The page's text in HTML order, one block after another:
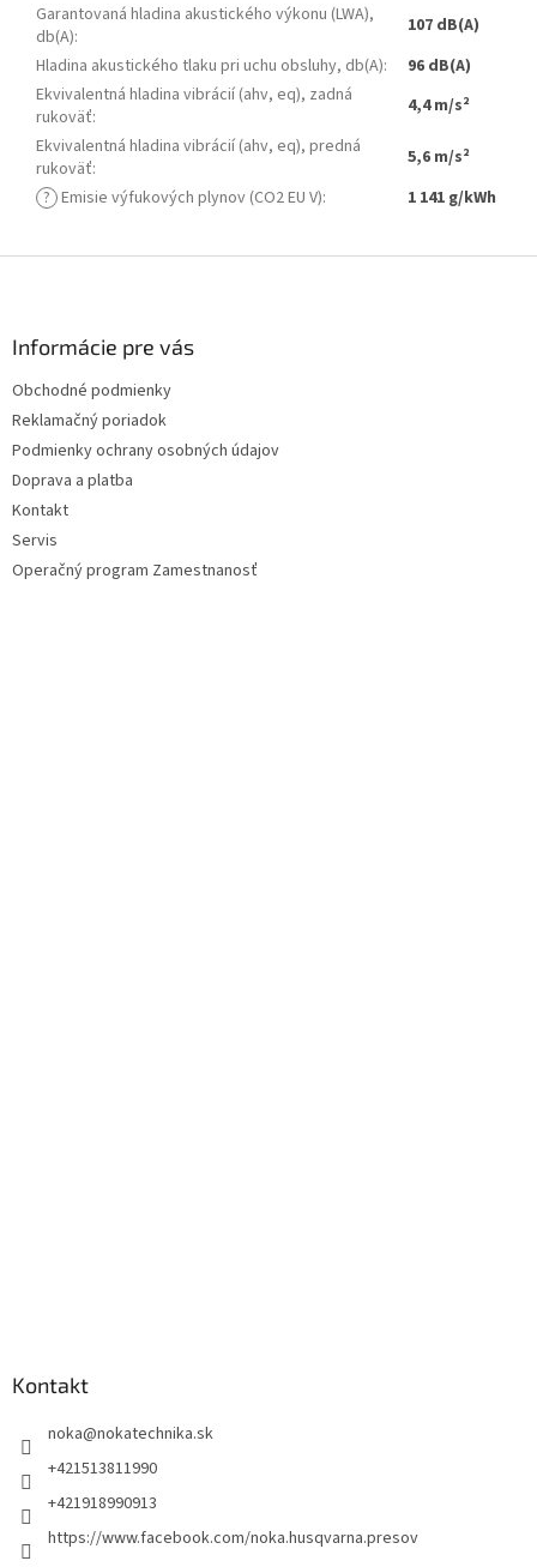
Garantovaná hladina akustického výkonu (LWA),
db(A):
107 dB(A)
Hladina akustického tlaku pri uchu obsluhy, db(A):
96 dB(A)
Ekvivalentná hladina vibrácií (ahv, eq), zadná
rukoväť:
4,4 m/s²
Ekvivalentná hladina vibrácií (ahv, eq), predná
rukoväť:
5,6 m/s²
? Emisie výfukových plynov (CO2 EU V): 1 141 g/kWh
Informácie pre vás
Obchodné podmienky
Reklamačný poriadok
Podmienky ochrany osobných údajov
Doprava a platba
Kontakt
Servis
Operačný program Zamestnanosť
Kontakt
noka@nokatechnika.sk
+421513811990
+421918990913
https://www.facebook.com/noka.husqvarna.presov